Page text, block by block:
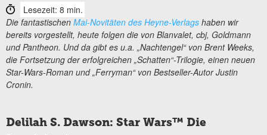
Lesezeit: 8 min.
Die fantastischen Mai-Novitäten des Heyne-Verlags haben wir
bereits vorgestellt, heute folgen die von Blanvalet, cbj, Goldmann
und Pantheon. Und da gibt es u.a. „Nachtengel“ von Brent Weeks,
die Fortsetzung der erfolgreichen „Schatten“-Trilogie, einen neuen
Star-Wars-Roman und „Ferryman“ von Bestseller-Autor Justin
Cronin.
Delilah S. Dawson: Star Wars™ Die